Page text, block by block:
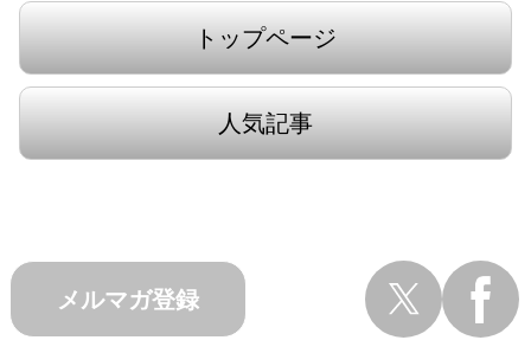
トップページ
人気記事
メルマガ登録